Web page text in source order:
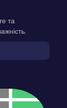
та